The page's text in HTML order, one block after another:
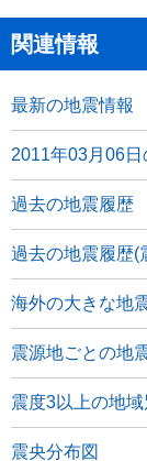
関連情報
最新の地震情報
2011年03月06日
過去の地震履歴
過去の地震履歴(
海外の大きな地
震源地ごとの地
震度3以上の地
震央分布図